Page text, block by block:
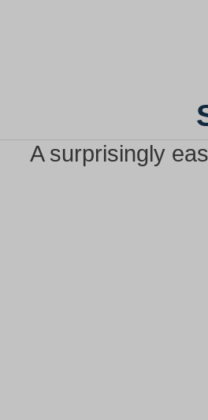
A surprisingly